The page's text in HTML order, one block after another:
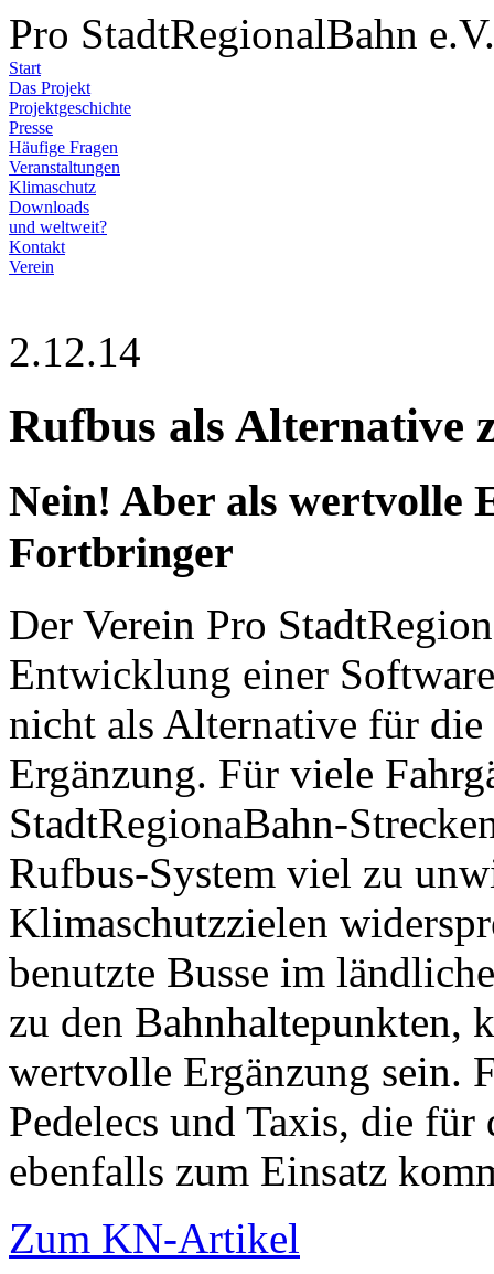
Pro StadtRegionalBahn e.V.
Start
Das Projekt
Projektgeschichte
Presse
Häufige Fragen
Veranstaltungen
Klimaschutz
Downloads
und weltweit?
Kontakt
Verein
2.12.14
Rufbus als Alternative
Nein! Aber als wertvolle
Fortbringer
Der Verein Pro
Entwicklung einer
nicht als Alternative für die
Ergänzung. Für viele
StadtRegionaBahn-
Rufbus-System viel zu
Klimaschutzzielen
benutzte Busse im
zu den Bahnhaltepunkten,
wertvolle Ergänzung sein.
Pedelecs und Taxis, die
ebenfalls zum Einsatz
Zum KN-Artikel